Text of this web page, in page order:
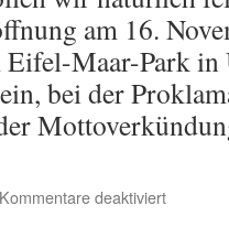
am 16.
Eifel-Maar-Park
bei der
Kommentare deaktiviertfür